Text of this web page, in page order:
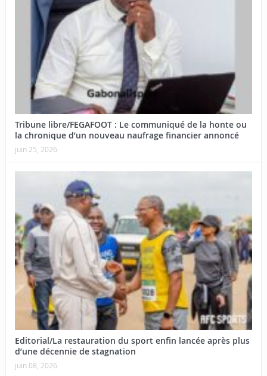
Tribune libre/FEGAFOOT : Le communiqué de la honte ou
la chronique d’un nouveau naufrage financier annoncé
juin 25, 2026
Editorial/La restauration du sport enfin lancée après plus
d’une décennie de stagnation
juin 08, 2026